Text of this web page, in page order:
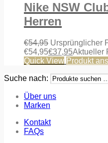
Nike NSW
Herren
€54,95 Ursprünglicher
€54,95€37,95Aktueller
Quick View Produkt
Suche nach:
Über uns
Marken
Kontakt
FAQs